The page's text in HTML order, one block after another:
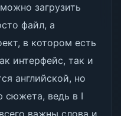
загрузить
файл, а
в котором есть
интерфейс, так и
английской, но
сюжета, ведь в I
важны слова и